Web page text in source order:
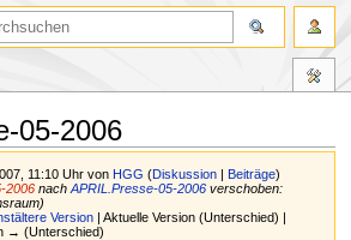
05-2006
11:10 Uhr vonHGG (Diskussion |Beiträge)
2006 nachAPRIL.Presse-05-2006 verschoben:
Version | Aktuelle Version (Unterschied) |
→ (Unterschied)